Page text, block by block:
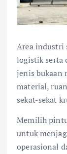
Area industri
logistik serta
jenis bukaan
material,
sekat-sekat
Memilih
untuk
operasional